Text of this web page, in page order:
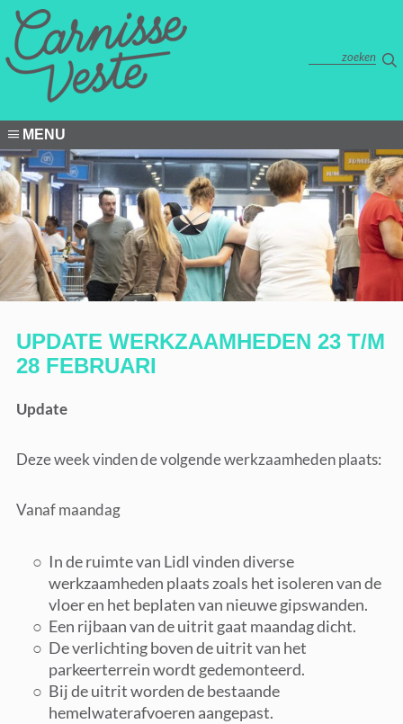
MENU
UPDATE WERKZAAMHEDEN 23 T/M
28 FEBRUARI
Update
Deze week vinden de volgende werkzaamheden plaats:
Vanaf maandag
In de ruimte van Lidl vinden diverse
werkzaamheden plaats zoals het isoleren van de
vloer en het beplaten van nieuwe gipswanden.
Een rijbaan van de uitrit gaat maandag dicht.
De verlichting boven de uitrit van het
parkeerterrein wordt gedemonteerd.
Bij de uitrit worden de bestaande
hemelwaterafvoeren aangepast.